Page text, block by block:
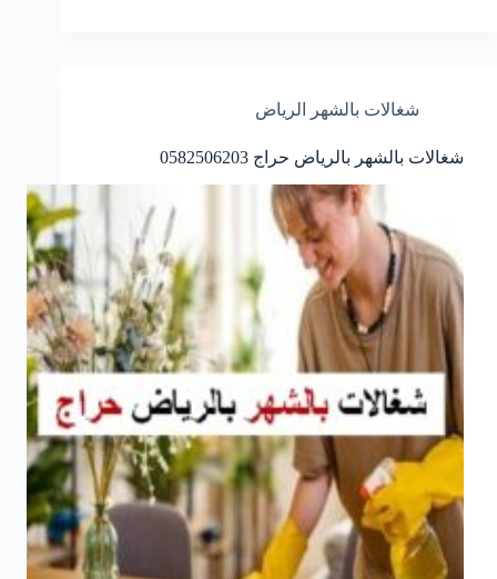
شغالات بالشهر الرياض
شغالات بالشهر بالرياض حراج 0582506203